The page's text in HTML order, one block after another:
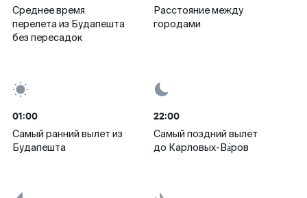
Среднее время
перелета из Будапешта
без пересадок
Расстояние между
городами
01:00
Самый ранний вылет из
Будапешта
22:00
Самый поздний вылет
до Карловых-Ва́ров